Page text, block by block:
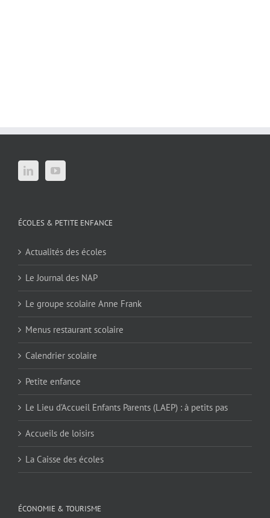
ÉCOLES & PETITE ENFANCE
Actualités des écoles
Le Journal des NAP
Le groupe scolaire Anne Frank
Menus restaurant scolaire
Calendrier scolaire
Petite enfance
Le Lieu d’Accueil Enfants Parents (LAEP) : à petits pas
Accueils de loisirs
La Caisse des écoles
ÉCONOMIE & TOURISME